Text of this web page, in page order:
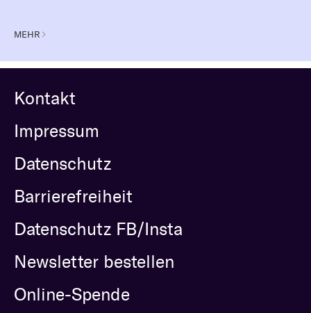
MEHR
Kontakt
Impressum
Datenschutz
Barrierefreiheit
Datenschutz FB/Insta
Newsletter bestellen
Online-Spende